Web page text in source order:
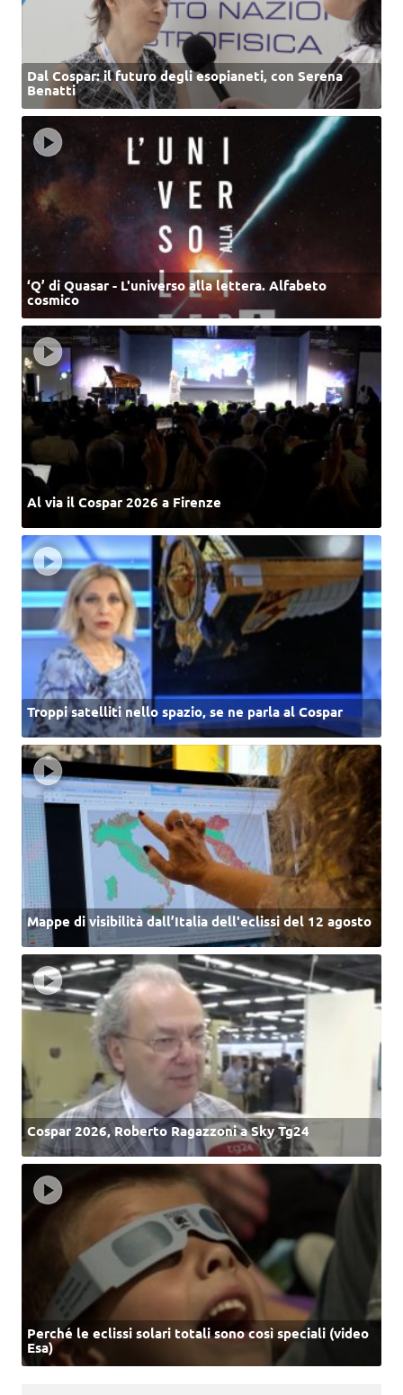
Dal Cospar: il futuro degli esopianeti, con Serena
Benatti
‘Q’ di Quasar - L'universo alla lettera. Alfabeto
cosmico
Al via il Cospar 2026 a Firenze
Troppi satelliti nello spazio, se ne parla al Cospar
Mappe di visibilità dall’Italia dell'eclissi del 12 agosto
Cospar 2026, Roberto Ragazzoni a Sky Tg24
Perché le eclissi solari totali sono così speciali (video
Esa)